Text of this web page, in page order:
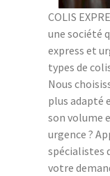
COLIS
une société
express et
types de
Nous
plus adapté
son volume
urgence ?
spécialistes
votre